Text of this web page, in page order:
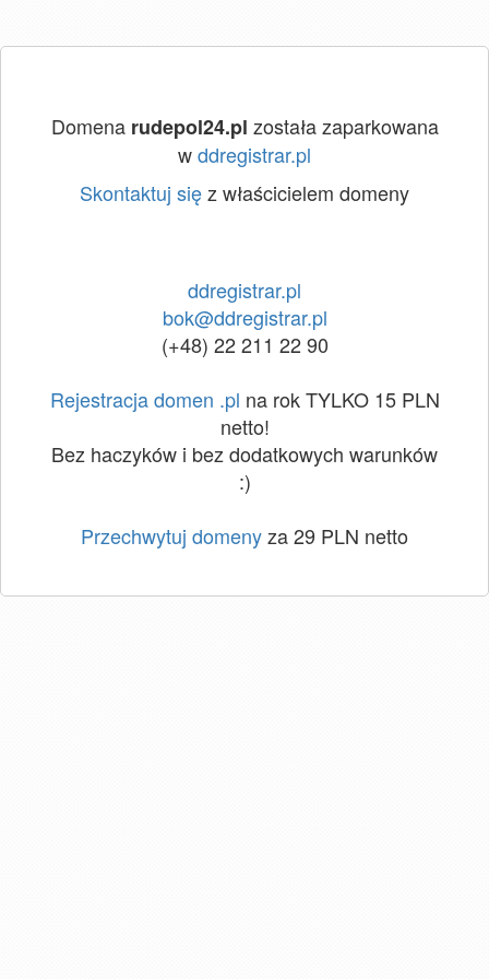
Domena rudepol24.pl została zaparkowana
wddregistrar.pl
Skontaktuj sięz właścicielem domeny
ddregistrar.pl
bok@ddregistrar.pl
(+48) 22 211 22 90
Rejestracja domen .pl na rok TYLKO 15 PLN
netto!
Bez haczyków i bez dodatkowych warunków
:)
Przechwytuj domenyza 29 PLN netto